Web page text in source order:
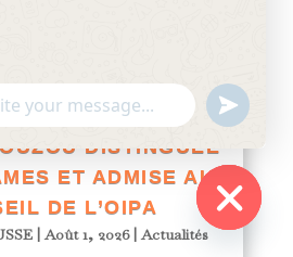
PRÉNAM
DISTINGUÉE
ET ADMISE AU
DE L’OIPA
|Août 1, 2026|Actualités
undefined